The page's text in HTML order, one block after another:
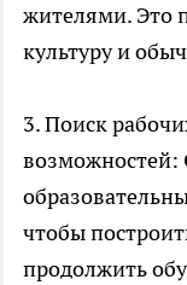
жителями. Это
культуру и
3. Поиск
возможностей:
чтобы
продолжить